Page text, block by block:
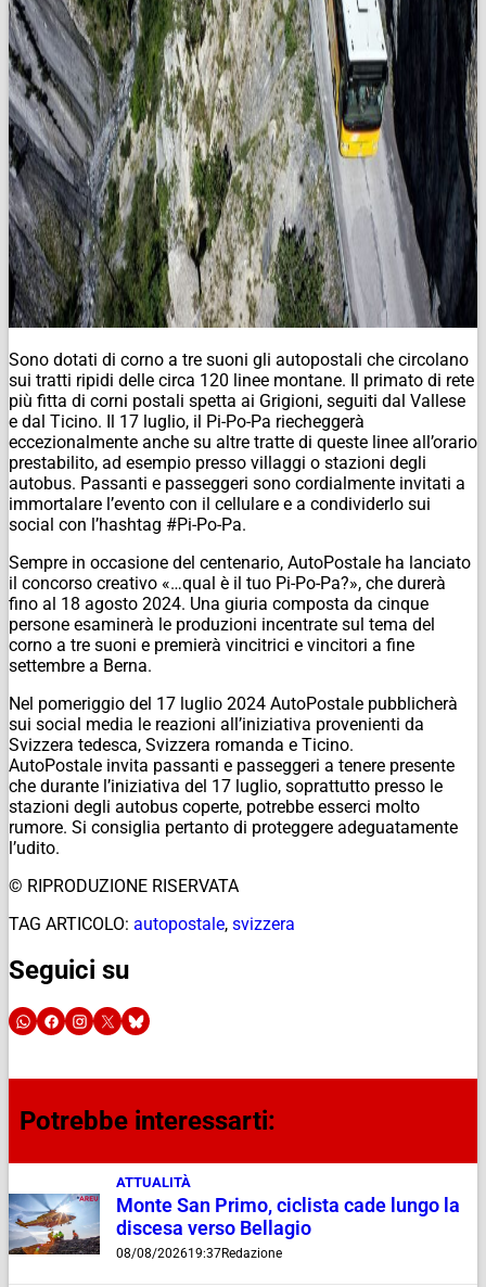
Sono dotati di corno a tre suoni gli autopostali che circolano
sui tratti ripidi delle circa 120 linee montane. Il primato di rete
più fitta di corni postali spetta ai Grigioni, seguiti dal Vallese
e dal Ticino. Il 17 luglio, il Pi-Po-Pa riecheggerà
eccezionalmente anche su altre tratte di queste linee all’orario
prestabilito, ad esempio presso villaggi o stazioni degli
autobus. Passanti e passeggeri sono cordialmente invitati a
immortalare l’evento con il cellulare e a condividerlo sui
social con l’hashtag #Pi-Po-Pa.
Sempre in occasione del centenario, AutoPostale ha lanciato
il concorso creativo «…qual è il tuo Pi-Po-Pa?», che durerà
fino al 18 agosto 2024. Una giuria composta da cinque
persone esaminerà le produzioni incentrate sul tema del
corno a tre suoni e premierà vincitrici e vincitori a fine
settembre a Berna.
Nel pomeriggio del 17 luglio 2024 AutoPostale pubblicherà
sui social media le reazioni all’iniziativa provenienti da
Svizzera tedesca, Svizzera romanda e Ticino.
AutoPostale invita passanti e passeggeri a tenere presente
che durante l’iniziativa del 17 luglio, soprattutto presso le
stazioni degli autobus coperte, potrebbe esserci molto
rumore. Si consiglia pertanto di proteggere adeguatamente
l’udito.
© RIPRODUZIONE RISERVATA
TAG ARTICOLO: autopostale, svizzera
Seguici su
Potrebbe interessarti:
ATTUALITÀ
Monte San Primo, ciclista cade lungo la
discesa verso Bellagio
08/08/202619:37Redazione